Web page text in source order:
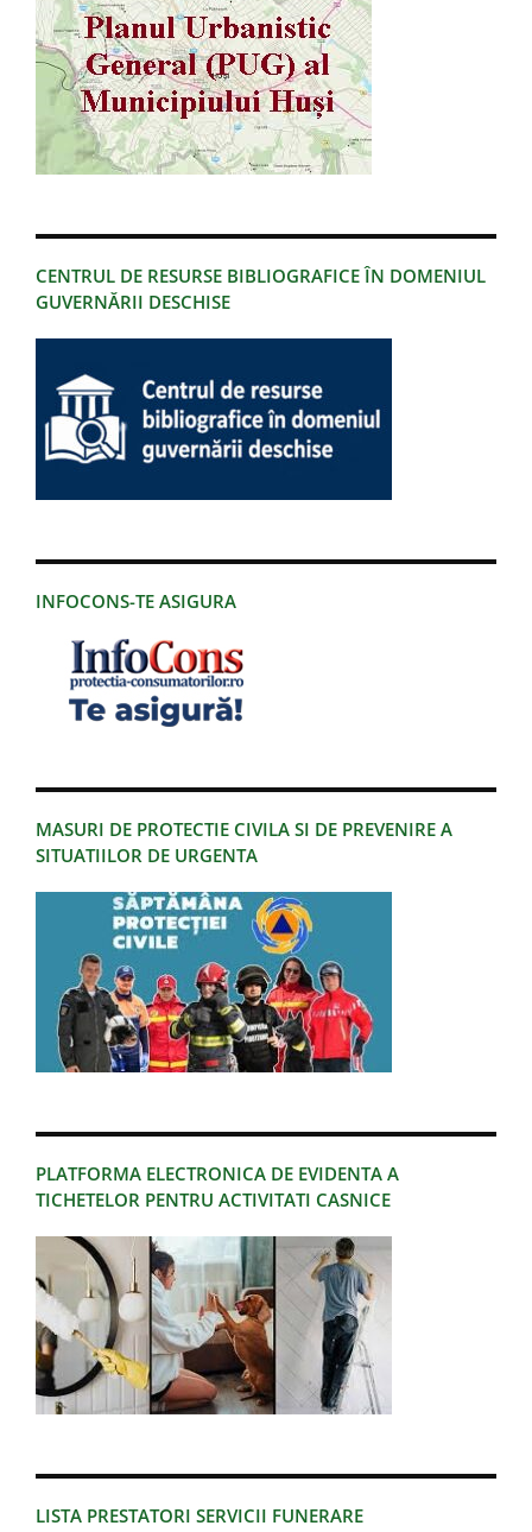
CENTRUL DE RESURSE BIBLIOGRAFICE ÎN DOMENIUL
GUVERNĂRII DESCHISE
INFOCONS-TE ASIGURA
MASURI DE PROTECTIE CIVILA SI DE PREVENIRE A
SITUATIILOR DE URGENTA
PLATFORMA ELECTRONICA DE EVIDENTA A
TICHETELOR PENTRU ACTIVITATI CASNICE
LISTA PRESTATORI SERVICII FUNERARE